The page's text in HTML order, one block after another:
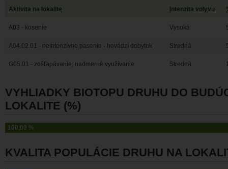
Aktivita na lokalite Intenzita vplyvu
A03 - kosenie Vysoká
A04.02.01 - neintenzívne pasenie - hovädzí dobytok Stredná
G05.01 - zošľapávanie, nadmerné využívanie Stredná
VYHLIADKY BIOTOPU DRUHU DO
LOKALITE (%)
100,00 %
KVALITA POPULÁCIE DRUHU NA